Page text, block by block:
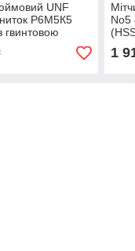
UNF
Р6М5К5
гвинтовою
глухих
Swiss
No5
1